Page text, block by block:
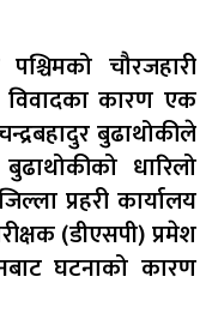
चौरजहारी
विवादका कारण एक
बुढाथोकीले
धारिलो
प्रहरी कार्यालय
(डीएसपी) प्रमेश
घटनाको कारण